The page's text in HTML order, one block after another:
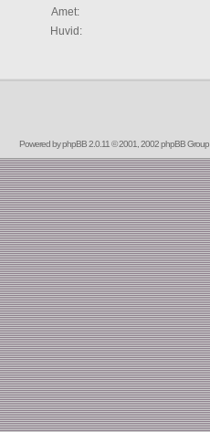
Amet:
Huvid:
Powered byphpBB2.0.11 © 2001, 2002 phpBB Group